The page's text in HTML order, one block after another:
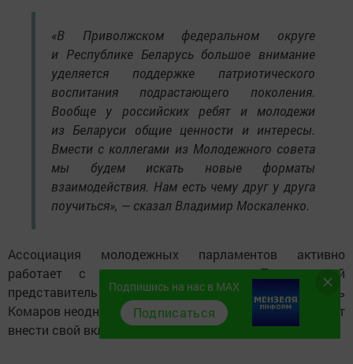
«В Приволжском федеральном округе
и Республике Беларусь большое внимание
уделяется поддержке патриотического
воспитания подрастающего поколения.
Вообще у российских ребят и молодежи
из Беларуси общие ценности и интересы.
Вмести с коллегами из Молодежного совета
мы будем искать новые форматы
взаимодействия. Нам есть чему друг у друга
поучиться», — сказал Владимир Москаленко.
Ассоциация молодежных парламентов активно
работает с аппаратом полпреда. Полномочный
представитель Президента России в ПФО Игорь
Комаров неоднократно отмечал, что Ассоциация может
внести свой вклад в законотворческий процесс.
Подпишись на нас в MAX
Подписаться